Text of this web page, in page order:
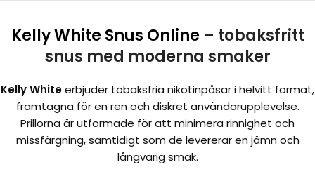
Kelly White Snus Online– tobaksfritt
snus med moderna smaker
Kelly Whiteerbjuder tobaksfria nikotinpåsar i helvitt format,
framtagna för en ren och diskret användarupplevelse.
Prillorna är utformade för att minimera rinnighet och
missfärgning, samtidigt som de levererar en jämn och
långvarig smak.